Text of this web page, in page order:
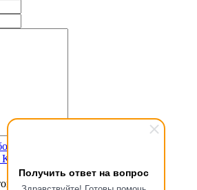
Получить ответ на вопрос
персональных данных.
Купить в один клик